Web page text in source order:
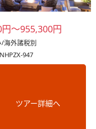
～955,300円
海外諸税別
947
ツアー詳細へ